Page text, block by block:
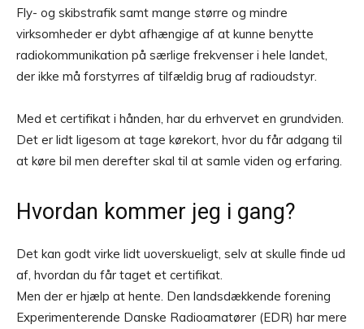
Fly- og skibstrafik samt mange større og mindre
virksomheder er dybt afhængige af at kunne benytte
radiokommunikation på særlige frekvenser i hele landet,
der ikke må forstyrres af tilfældig brug af radioudstyr.
Med et certifikat i hånden, har du erhvervet en grundviden.
Det er lidt ligesom at tage kørekort, hvor du får adgang til
at køre bil men derefter skal til at samle viden og erfaring.
Hvordan kommer jeg i gang?
Det kan godt virke lidt uoverskueligt, selv at skulle finde ud
af, hvordan du får taget et certifikat.
Men der er hjælp at hente. Den landsdækkende forening
Experimenterende Danske Radioamatører (EDR) har mere